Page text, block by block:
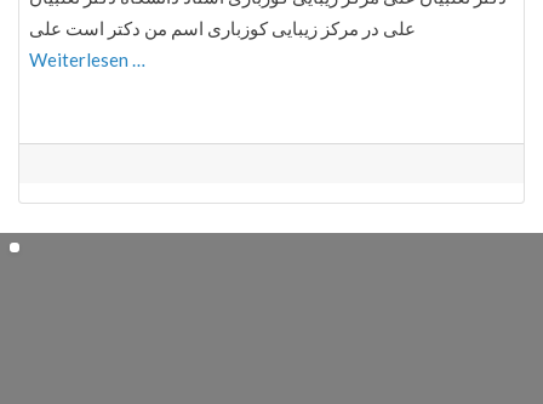
علی در مرکز زیبایی کوزباری اسم من دکتر است علی
Weiterlesen …